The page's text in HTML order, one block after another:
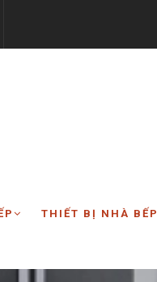
THIẾT BỊ NHÀ BẾP